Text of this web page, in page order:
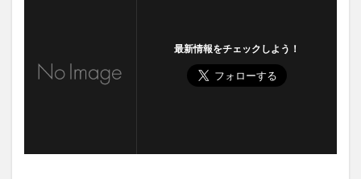
最新情報をチェックしよう！